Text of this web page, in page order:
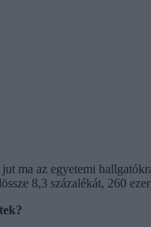
ma az egyetemi
8,3 százalékát, 260